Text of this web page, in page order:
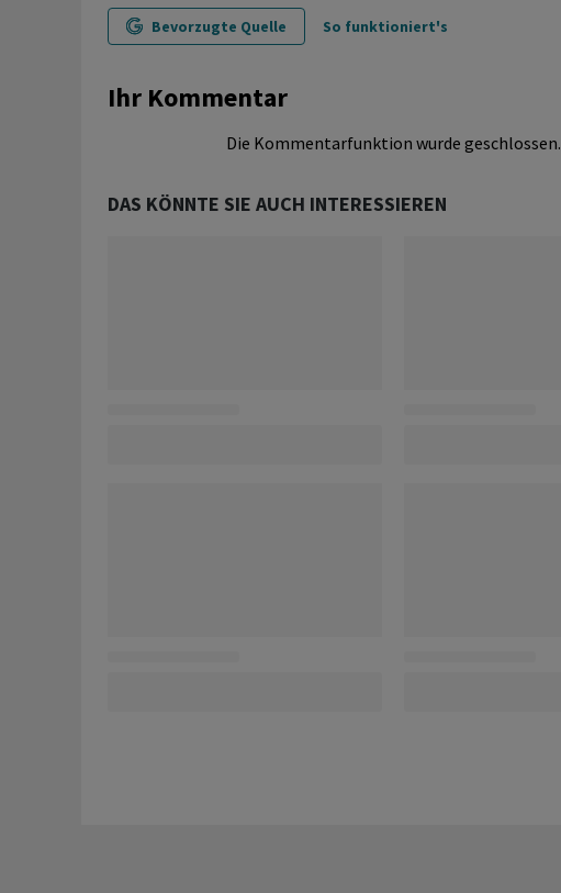
Bevorzugte Quelle So funktioniert's
Ihr Kommentar
Die Kommentarfunktion wurde geschlossen.
DAS KÖNNTE SIE AUCH INTERESSIEREN